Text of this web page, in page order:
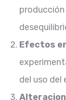
Efectos
del uso del